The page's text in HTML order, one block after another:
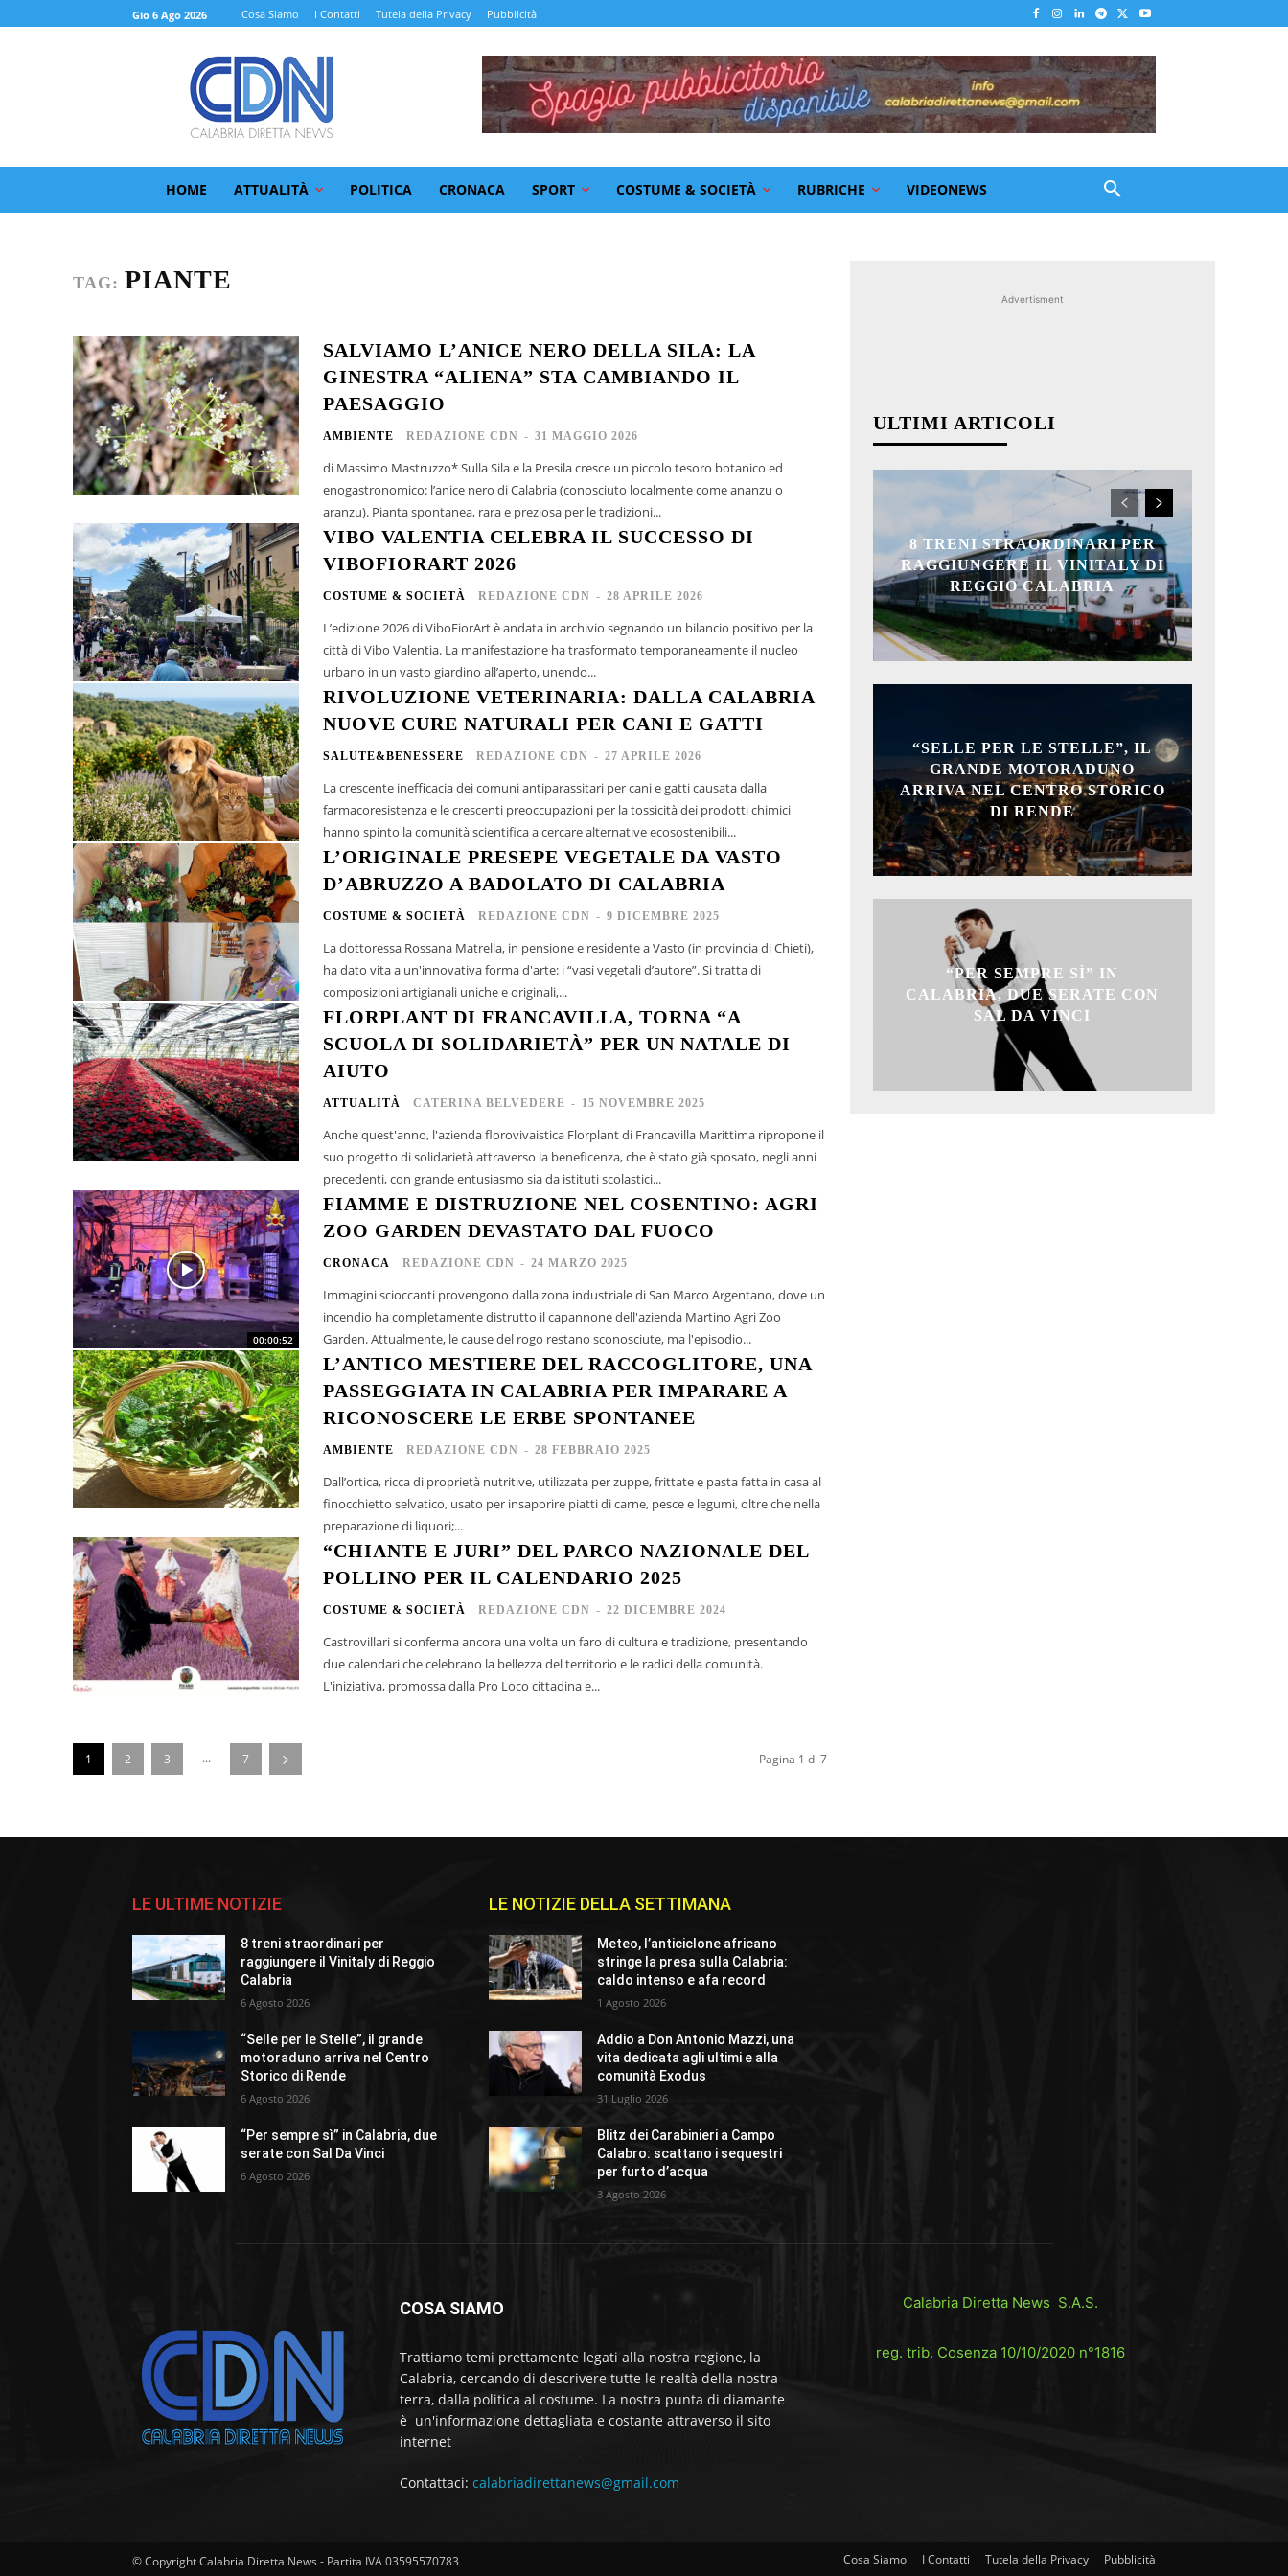
Gio 6 Ago 2026 Cosa Siamo I Contatti Tutela della Privacy Pubblicità
HOME ATTUALITÀ POLITICA CRONACA SPORT COSTUME & SOCIETÀ RUBRICHE VIDEONEWS
TAG: PIANTE
SALVIAMO L’ANICE NERO DELLA SILA: LA
GINESTRA “ALIENA” STA CAMBIANDO IL
PAESAGGIO
AMBIENTE REDAZIONE CDN - 31 MAGGIO 2026
di Massimo Mastruzzo* Sulla Sila e la Presila cresce un piccolo tesoro botanico ed
enogastronomico: l’anice nero di Calabria (conosciuto localmente come ananzu o
aranzu). Pianta spontanea, rara e preziosa per le tradizioni...
VIBO VALENTIA CELEBRA IL SUCCESSO DI
VIBOFIORART 2026
COSTUME & SOCIETÀ REDAZIONE CDN - 28 APRILE 2026
L’edizione 2026 di ViboFiorArt è andata in archivio segnando un bilancio positivo per la
città di Vibo Valentia. La manifestazione ha trasformato temporaneamente il nucleo
urbano in un vasto giardino all’aperto, unendo...
RIVOLUZIONE VETERINARIA: DALLA CALABRIA
NUOVE CURE NATURALI PER CANI E GATTI
SALUTE&BENESSERE REDAZIONE CDN - 27 APRILE 2026
La crescente inefficacia dei comuni antiparassitari per cani e gatti causata dalla
farmacoresistenza e le crescenti preoccupazioni per la tossicità dei prodotti chimici
hanno spinto la comunità scientifica a cercare alternative ecosostenibili...
L’ORIGINALE PRESEPE VEGETALE DA VASTO
D’ABRUZZO A BADOLATO DI CALABRIA
COSTUME & SOCIETÀ REDAZIONE CDN - 9 DICEMBRE 2025
La dottoressa Rossana Matrella, in pensione e residente a Vasto (in provincia di Chieti),
ha dato vita a un'innovativa forma d'arte: i “vasi vegetali d’autore”. Si tratta di
composizioni artigianali uniche e originali,...
FLORPLANT DI FRANCAVILLA, TORNA “A
SCUOLA DI SOLIDARIETÀ” PER UN NATALE DI
AIUTO
ATTUALITÀ CATERINA BELVEDERE - 15 NOVEMBRE 2025
Anche quest'anno, l'azienda florovivaistica Florplant di Francavilla Marittima ripropone il
suo progetto di solidarietà attraverso la beneficenza, che è stato già sposato, negli anni
precedenti, con grande entusiasmo sia da istituti scolastici...
00:00:52
FIAMME E DISTRUZIONE NEL COSENTINO: AGRI
ZOO GARDEN DEVASTATO DAL FUOCO
CRONACA REDAZIONE CDN - 24 MARZO 2025
Immagini scioccanti provengono dalla zona industriale di San Marco Argentano, dove un
incendio ha completamente distrutto il capannone dell'azienda Martino Agri Zoo
Garden. Attualmente, le cause del rogo restano sconosciute, ma l'episodio...
L’ANTICO MESTIERE DEL RACCOGLITORE, UNA
PASSEGGIATA IN CALABRIA PER IMPARARE A
RICONOSCERE LE ERBE SPONTANEE
AMBIENTE REDAZIONE CDN - 28 FEBBRAIO 2025
Dall’ortica, ricca di proprietà nutritive, utilizzata per zuppe, frittate e pasta fatta in casa al
finocchietto selvatico, usato per insaporire piatti di carne, pesce e legumi, oltre che nella
preparazione di liquori;...
“CHIANTE E JURI” DEL PARCO NAZIONALE DEL
POLLINO PER IL CALENDARIO 2025
COSTUME & SOCIETÀ REDAZIONE CDN - 22 DICEMBRE 2024
Castrovillari si conferma ancora una volta un faro di cultura e tradizione, presentando
due calendari che celebrano la bellezza del territorio e le radici della comunità.
L'iniziativa, promossa dalla Pro Loco cittadina e...
1 2 3 ... 7 Pagina 1 di 7
Advertisment
ULTIMI ARTICOLI
8 TRENI STRAORDINARI PER
RAGGIUNGERE IL VINITALY DI
REGGIO CALABRIA
“SELLE PER LE STELLE”, IL
GRANDE MOTORADUNO
ARRIVA NEL CENTRO STORICO
DI RENDE
“PER SEMPRE SÌ” IN
CALABRIA, DUE SERATE CON
SAL DA VINCI
LE ULTIME NOTIZIE
8 treni straordinari per
raggiungere il Vinitaly di Reggio
Calabria
6 Agosto 2026
“Selle per le Stelle”, il grande
motoraduno arriva nel Centro
Storico di Rende
6 Agosto 2026
“Per sempre sì” in Calabria, due
serate con Sal Da Vinci
6 Agosto 2026
LE NOTIZIE DELLA SETTIMANA
Meteo, l’anticiclone africano
stringe la presa sulla Calabria:
caldo intenso e afa record
1 Agosto 2026
Addio a Don Antonio Mazzi, una
vita dedicata agli ultimi e alla
comunità Exodus
31 Luglio 2026
Blitz dei Carabinieri a Campo
Calabro: scattano i sequestri
per furto d’acqua
3 Agosto 2026
COSA SIAMO
Trattiamo temi prettamente legati alla nostra regione, la
Calabria, cercando di descrivere tutte le realtà della nostra
terra, dalla politica al costume. La nostra punta di diamante
è un'informazione dettagliata e costante attraverso il sito
internet
Contattaci: calabriadirettanews@gmail.com
Calabria Diretta News S.A.S.
reg. trib. Cosenza 10/10/2020 n°1816
© Copyright Calabria Diretta News - Partita IVA 03595570783 Cosa Siamo I Contatti Tutela della Privacy Pubblicità